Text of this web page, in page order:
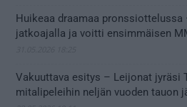
Huikeaa draamaa pronssiottelussa
jatkoajalla ja voitti ensimmäisen
Vakuuttava esitys – Leijonat jyräsi
mitalipeleihin neljän vuoden tauon